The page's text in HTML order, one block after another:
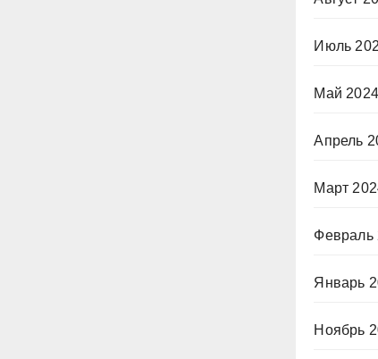
Июль
Май 2024
Апрель
Март
Февраль
Январь
Ноябрь